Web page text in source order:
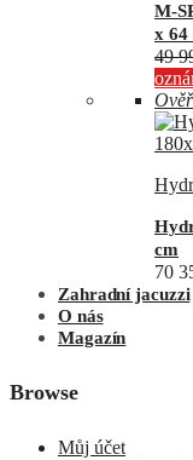
M-
x 64
49
cm
70
Zahradní jacuzzi
O nás
Magazín
Browse
Můj účet